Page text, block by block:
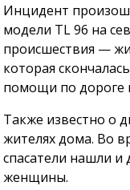
Инцидент
модели TL 96 на
происшествия —
которая
помощи по дороге
Также известно о
жителях дома. Во
спасатели нашли
женщины.